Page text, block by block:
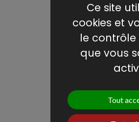
1997 Chemin des
La tourelle des
13680 Lançon de
Email :
Ce site
cookies et
le contrôle
que vous
Tout